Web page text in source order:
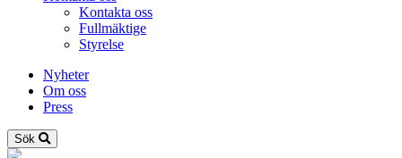
Kontakta oss
Fullmäktige
Styrelse
Nyheter
Om oss
Press
Sök